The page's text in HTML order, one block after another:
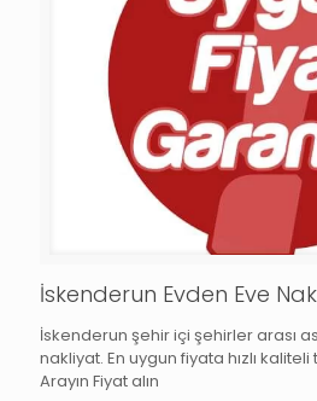
İskenderun Evden Eve
İskenderun şehir içi şehirler arası
nakliyat. En uygun fiyata hızlı
Arayın Fiyat alın